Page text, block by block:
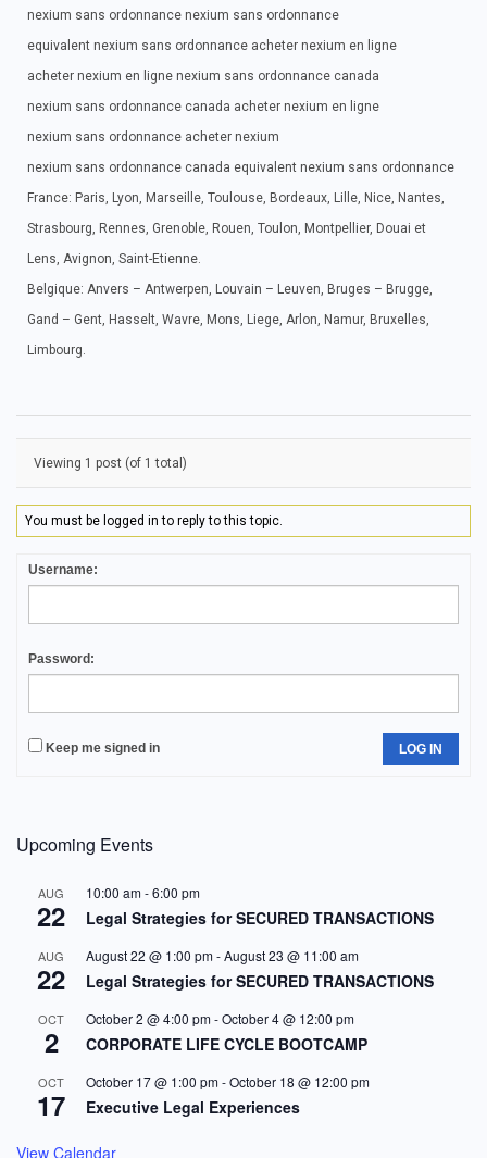
nexium sans ordonnance nexium sans ordonnance
equivalent nexium sans ordonnance acheter nexium en ligne
acheter nexium en ligne nexium sans ordonnance canada
nexium sans ordonnance canada acheter nexium en ligne
nexium sans ordonnance acheter nexium
nexium sans ordonnance canada equivalent nexium sans ordonnance
France: Paris, Lyon, Marseille, Toulouse, Bordeaux, Lille, Nice, Nantes,
Strasbourg, Rennes, Grenoble, Rouen, Toulon, Montpellier, Douai et
Lens, Avignon, Saint-Etienne.
Belgique: Anvers – Antwerpen, Louvain – Leuven, Bruges – Brugge,
Gand – Gent, Hasselt, Wavre, Mons, Liege, Arlon, Namur, Bruxelles,
Limbourg.
Viewing 1 post (of 1 total)
You must be logged in to reply to this topic.
Username:
Password:
Keep me signed in LOG IN
Upcoming Events
AUG
22
10:00 am-6:00 pm
Legal Strategies for SECURED TRANSACTIONS
AUG
22
August 22 @ 1:00 pm-August 23 @ 11:00 am
Legal Strategies for SECURED TRANSACTIONS
OCT
2
October 2 @ 4:00 pm-October 4 @ 12:00 pm
CORPORATE LIFE CYCLE BOOTCAMP
OCT
17
October 17 @ 1:00 pm-October 18 @ 12:00 pm
Executive Legal Experiences
View Calendar